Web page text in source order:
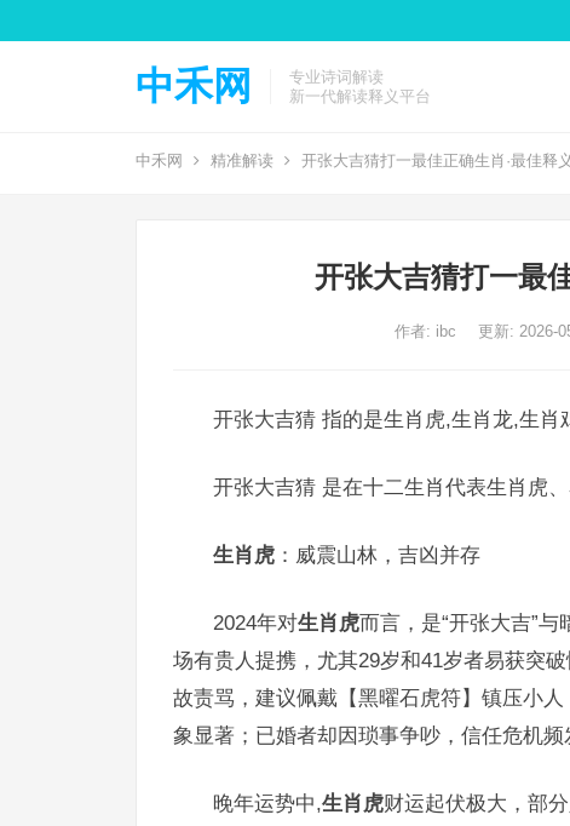
中禾网
专业诗词解读
新一代解读释义平台
中禾网 精准解读 开张大吉猜打一最佳正确生肖·最佳释
开张大吉猜打一最
作者: ibc 更新: 2026-
开张大吉猜 指的是生肖虎,生肖龙,生肖
开张大吉猜 是在十二生肖代表生肖虎
生肖虎 ：威震山林，吉凶并存
2024年对生肖虎而言，是“开张大吉”
场有贵人提携，尤其29岁和41岁者易获突
故责骂，建议佩戴【黑曜石虎符】镇压小
象显著；已婚者却因琐事争吵，信任危机频
晚年运势中,生肖虎财运起伏极大，部